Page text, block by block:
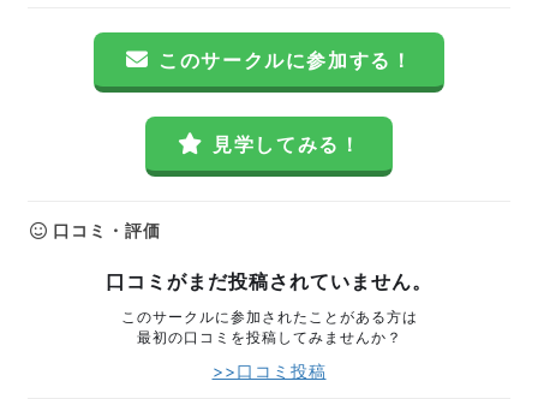
このサークルに参加する！
見学してみる！
口コミ・評価
口コミがまだ投稿されていません。
このサークルに参加されたことがある方は
最初の口コミを投稿してみませんか？
>>口コミ投稿